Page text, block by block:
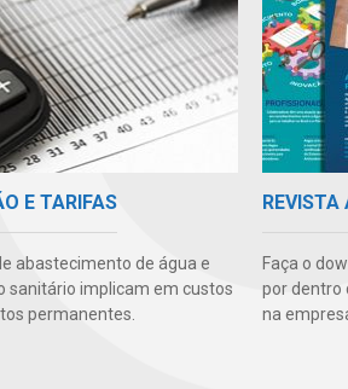
E TARIFAS
abastecimento de água e
sanitário implicam em custos
permanentes.
REVISTA
Faça o
por dentro
na